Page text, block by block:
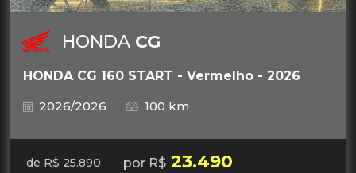
HONDA CG
HONDA CG 160 START - Vermelho - 2026
2026/2026
100 km
de R$ 25.890 por R$ 23.490